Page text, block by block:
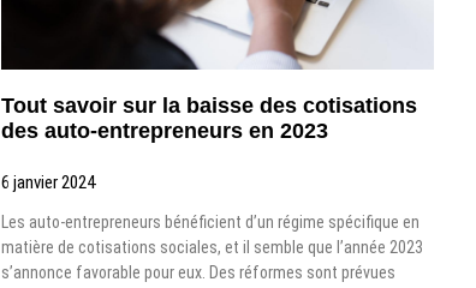
Tout savoir sur la baisse des cotisations
des auto-entrepreneurs en 2023
6 janvier 2024
Les auto-entrepreneurs bénéficient d’un régime spécifique en
matière de cotisations sociales, et il semble que l’année 2023
s’annonce favorable pour eux. Des réformes sont prévues